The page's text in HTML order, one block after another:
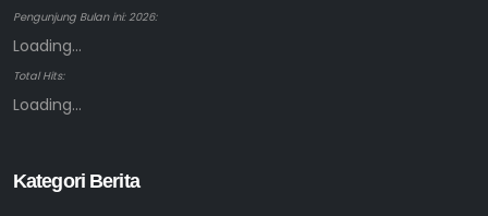
Pengunjung Bulan ini: 2026:
Loading...
Total Hits:
Loading...
Kategori Berita